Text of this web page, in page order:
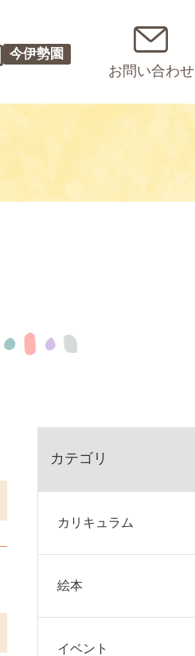
今伊勢園
お問い合わせ
カテゴリ
カリキュラム
絵本
イベント